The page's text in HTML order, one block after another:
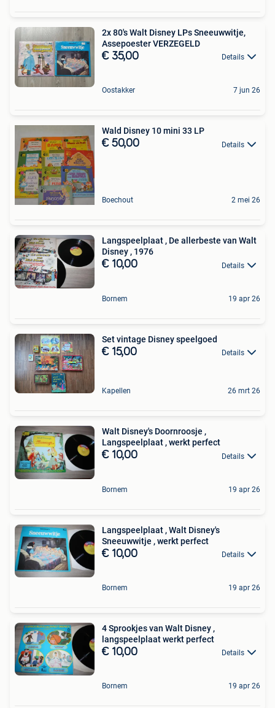
2x 80's Walt Disney LPs Sneeuwwitje,
Assepoester VERZEGELD
€ 35,00 Details
Oostakker 7 jun 26
Wald Disney 10 mini 33 LP
€ 50,00 Details
Boechout 2 mei 26
Langspeelplaat , De allerbeste van Walt
Disney , 1976
€ 10,00 Details
Bornem 19 apr 26
Set vintage Disney speelgoed
€ 15,00 Details
Kapellen 26 mrt 26
Walt Disney's Doornroosje ,
Langspeelplaat , werkt perfect
€ 10,00 Details
Bornem 19 apr 26
Langspeelplaat , Walt Disney's
Sneeuwwitje , werkt perfect
€ 10,00 Details
Bornem 19 apr 26
4 Sprookjes van Walt Disney ,
langspeelplaat werkt perfect
€ 10,00 Details
Bornem 19 apr 26